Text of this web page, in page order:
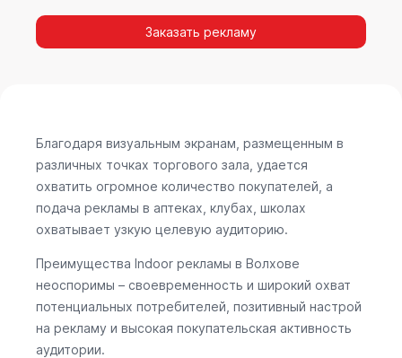
местах продаж, поскольку воздействие на
покупателя в момент выбора товара наиболее
Indoor рекламы.
Заказать рекламу
Благодаря визуальным экранам, размещенным в
различных точках торгового зала, удается
охватить огромное количество покупателей, а
подача рекламы в аптеках, клубах, школах
охватывает узкую целевую аудиторию.
Преимущества Indoor рекламы в Волхове
неоспоримы – своевременность и широкий охват
потенциальных потребителей, позитивный настрой
на рекламу и высокая покупательская активность
аудитории.